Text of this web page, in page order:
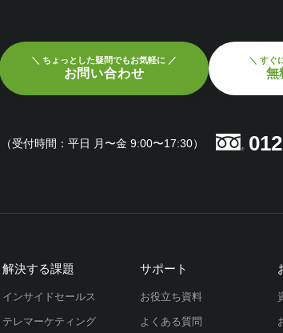
＼ ちょっとした疑問でもお気軽に ／
お問い合わせ
＼ すぐ
無
（受付時間：平日 月〜金 9:00〜17:30）
解決する課題
インサイドセールス
テレマーケティング
サポート
お役立ち資料
よくある質問